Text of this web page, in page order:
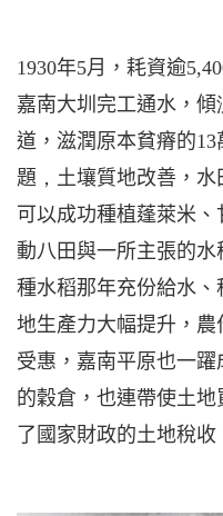
1930年5月，耗資逾
嘉南大圳完工通水，傾
道，滋潤原本貧瘠的13
題 ， 土壤質地改善，
可以成功種植蓬萊米
動八田與一所主張的水
種水稻那年充份給水
地生產力大幅提升，
受惠，嘉南平原也一
的穀倉，也連帶使土
了國家財政的土地稅收